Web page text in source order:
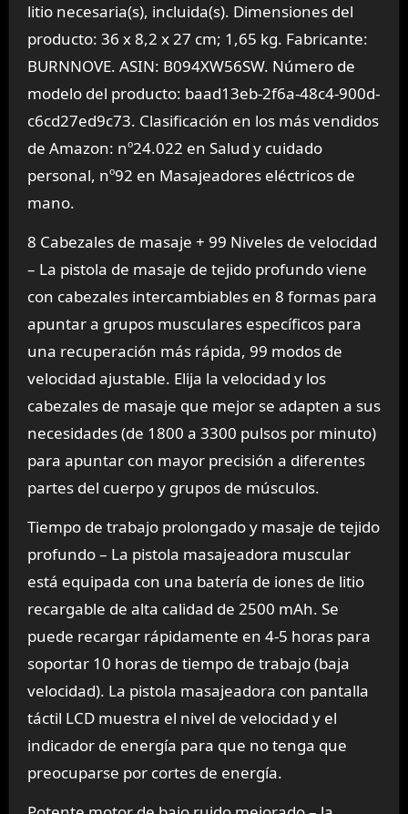
litio necesaria(s), incluida(s). Dimensiones del
producto: 36 x 8,2 x 27 cm; 1,65 kg. Fabricante:
BURNNOVE. ASIN: B094XW56SW. Número de
modelo del producto: baad13eb-2f6a-48c4-900d-
c6cd27ed9c73. Clasificación en los más vendidos
de Amazon: nº24.022 en Salud y cuidado
personal, nº92 en Masajeadores eléctricos de
mano.
8 Cabezales de masaje + 99 Niveles de velocidad
– La pistola de masaje de tejido profundo viene
con cabezales intercambiables en 8 formas para
apuntar a grupos musculares específicos para
una recuperación más rápida, 99 modos de
velocidad ajustable. Elija la velocidad y los
cabezales de masaje que mejor se adapten a sus
necesidades (de 1800 a 3300 pulsos por minuto)
para apuntar con mayor precisión a diferentes
partes del cuerpo y grupos de músculos.
Tiempo de trabajo prolongado y masaje de tejido
profundo – La pistola masajeadora muscular
está equipada con una batería de iones de litio
recargable de alta calidad de 2500 mAh. Se
puede recargar rápidamente en 4-5 horas para
soportar 10 horas de tiempo de trabajo (baja
velocidad). La pistola masajeadora con pantalla
táctil LCD muestra el nivel de velocidad y el
indicador de energía para que no tenga que
preocuparse por cortes de energía.